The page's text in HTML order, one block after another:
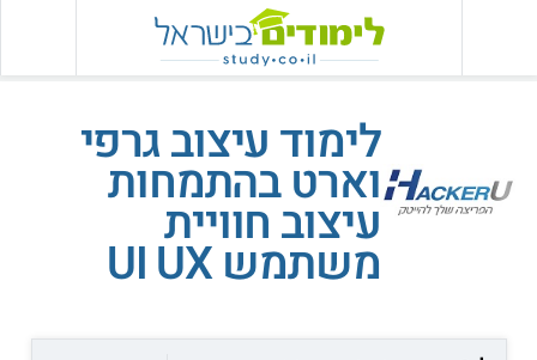
לימוד עיצוב גרפי
וארט בהתמחות
עיצוב חוויית
משתמש UI UX